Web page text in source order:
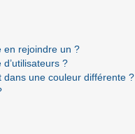
en rejoindre un ?
?
dans une couleur différente ?